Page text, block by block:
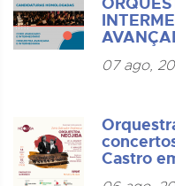
07 ago,
Castro